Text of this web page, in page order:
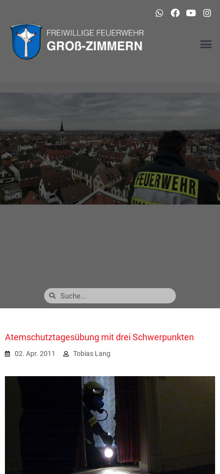
Atemschutztagesübung mit drei Schwerpunkten
02. Apr. 2011 Tobias Lang